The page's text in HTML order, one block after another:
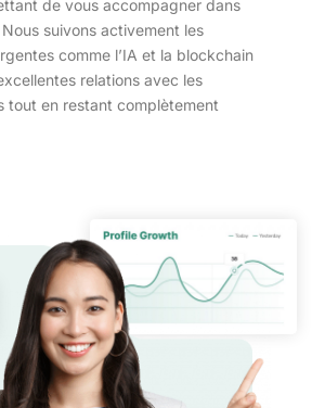
de vous accompagner dans
suivons activement les
comme l’IA et la blockchain
relations avec les
tout en restant complètement